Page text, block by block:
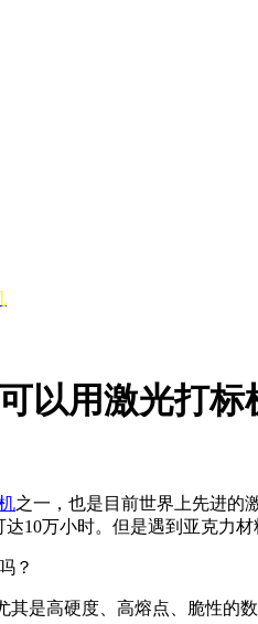
以用激光打标
之一，也是目前世界上先进的
10万小时。但是遇到亚克力
是高硬度、高熔点、脆性的数